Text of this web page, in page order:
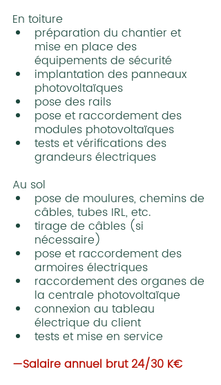
En toiture
préparation du chantier et
mise en place des
équipements de sécurité
implantation des panneaux
photovoltaïques
pose des rails
pose et raccordement des
modules photovoltaïques
tests et vérifications des
grandeurs électriques
Au sol
pose de moulures, chemins de
câbles, tubes IRL, etc.
tirage de câbles (si
nécessaire)
pose et raccordement des
armoires électriques
raccordement des organes de
la centrale photovoltaïque
connexion au tableau
électrique du client
tests et mise en service
—Salaire annuel brut 24/30 K€